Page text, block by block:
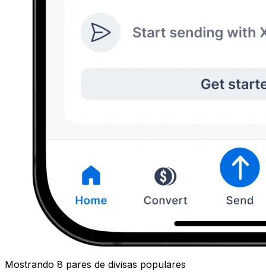
Mostrando 8 pares de divisas populares